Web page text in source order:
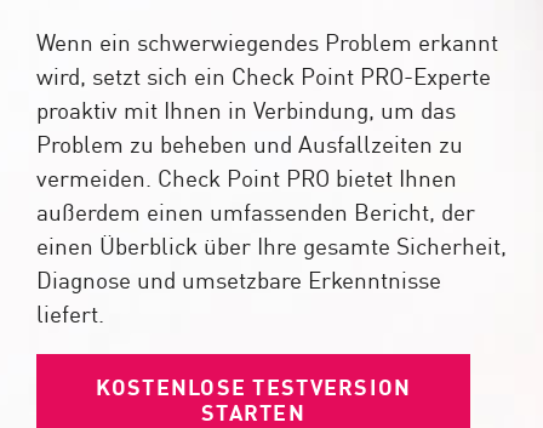
Wenn ein schwerwiegendes Problem erkannt
wird, setzt sich ein Check Point PRO-Experte
proaktiv mit Ihnen in Verbindung, um das
Problem zu beheben und Ausfallzeiten zu
vermeiden. Check Point PRO bietet Ihnen
außerdem einen umfassenden Bericht, der
einen Überblick über Ihre gesamte Sicherheit,
Diagnose und umsetzbare Erkenntnisse
liefert.
KOSTENLOSE TESTVERSION
STARTEN